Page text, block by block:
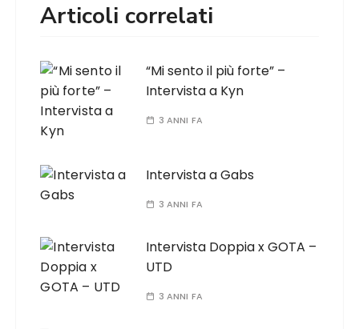
Articoli correlati
“Mi sento il più forte” –
Intervista a Kyn
3 ANNI FA
Intervista a Gabs
3 ANNI FA
Intervista Doppia x GOTA –
UTD
3 ANNI FA